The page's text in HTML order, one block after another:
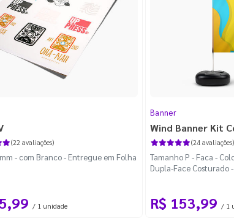
(22 avaliações)
- com Branco - Entregue em Folha
/ 1 unidade
Banner
Wind Banner Kit
(24 avaliações)
Tamanho P - Faca -
Dupla-Face Costurado
R$ 153,99 / 1